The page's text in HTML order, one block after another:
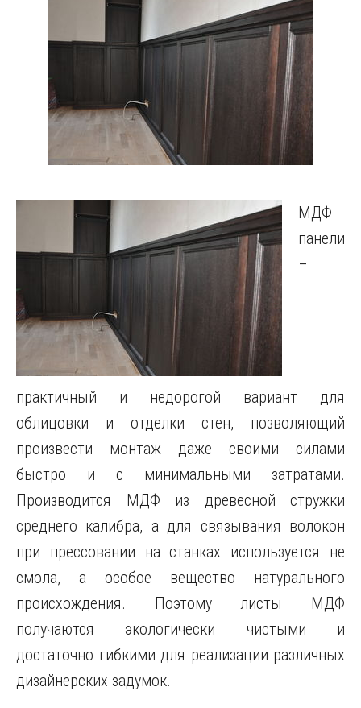
МДФ
панели
–
практичный и недорогой вариант для
облицовки и отделки стен, позволяющий
произвести монтаж даже своими силами
быстро и с минимальными затратами.
Производится МДФ из древесной стружки
среднего калибра, а для связывания волокон
при прессовании на станках используется не
смола, а особое вещество натурального
происхождения. Поэтому листы МДФ
получаются экологически чистыми и
достаточно гибкими для реализации различных
дизайнерских задумок.